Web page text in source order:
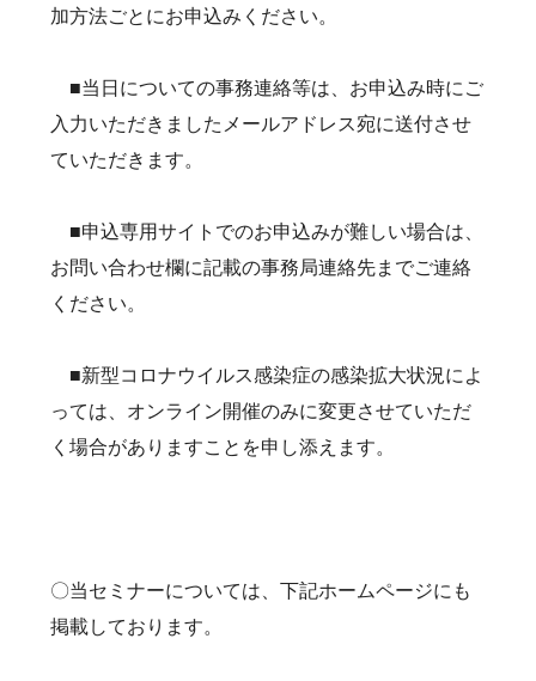
加方法ごとにお申込みください。
■当日についての事務連絡等は、お申込み時にご
入力いただきましたメールアドレス宛に送付させ
ていただきます。
■申込専用サイトでのお申込みが難しい場合は、
お問い合わせ欄に記載の事務局連絡先までご連絡
ください。
■新型コロナウイルス感染症の感染拡大状況によ
っては、オンライン開催のみに変更させていただ
く場合がありますことを申し添えます。
〇当セミナーについては、下記ホームページにも
掲載しております。